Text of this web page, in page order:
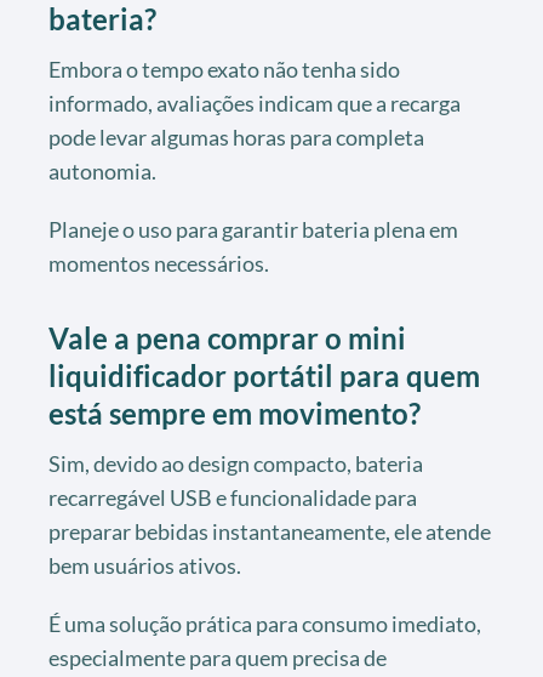
bateria?
Embora o tempo exato não tenha sido
informado, avaliações indicam que a recarga
pode levar algumas horas para completa
autonomia.
Planeje o uso para garantir bateria plena em
momentos necessários.
Vale a pena comprar o mini
liquidificador portátil para quem
está sempre em movimento?
Sim, devido ao design compacto, bateria
recarregável USB e funcionalidade para
preparar bebidas instantaneamente, ele atende
bem usuários ativos.
É uma solução prática para consumo imediato,
especialmente para quem precisa de